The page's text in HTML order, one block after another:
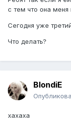
с тем что она меня
Сегодня уже
Что делать?
BlondiE
хахаха